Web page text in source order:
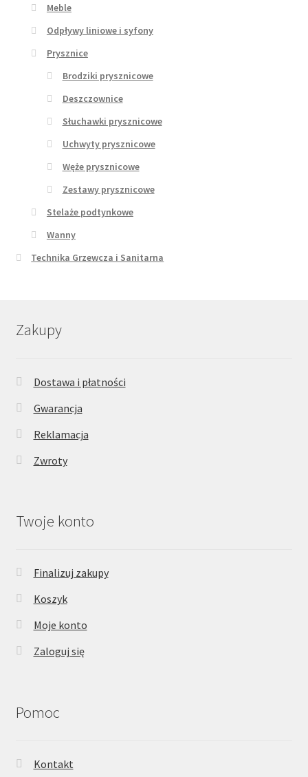
Meble
Odpływy liniowe i syfony
Prysznice
Brodziki prysznicowe
Deszczownice
Słuchawki prysznicowe
Uchwyty prysznicowe
Węże prysznicowe
Zestawy prysznicowe
Stelaże podtynkowe
Wanny
Technika Grzewcza i Sanitarna
Zakupy
Dostawa i płatności
Gwarancja
Reklamacja
Zwroty
Twoje konto
Finalizuj zakupy
Koszyk
Moje konto
Zaloguj się
Pomoc
Kontakt